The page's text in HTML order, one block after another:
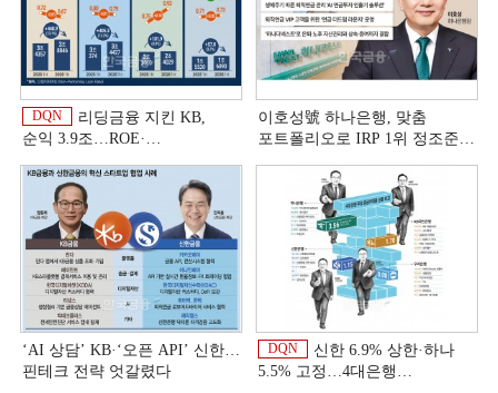
DQN
리딩금융 지킨 KB,
순익 3.9조…ROE·
상반기 금융 리그테이블]
이호성號 하나은행, 맞춤
포트폴리오로 IRP 1위 정조준
‘AI 상담’ KB·‘오픈 API’ 신한…
핀테크 전략 엇갈렸다
DQN
신한 6.9% 상한·하나
5.5% 고정…4대은행